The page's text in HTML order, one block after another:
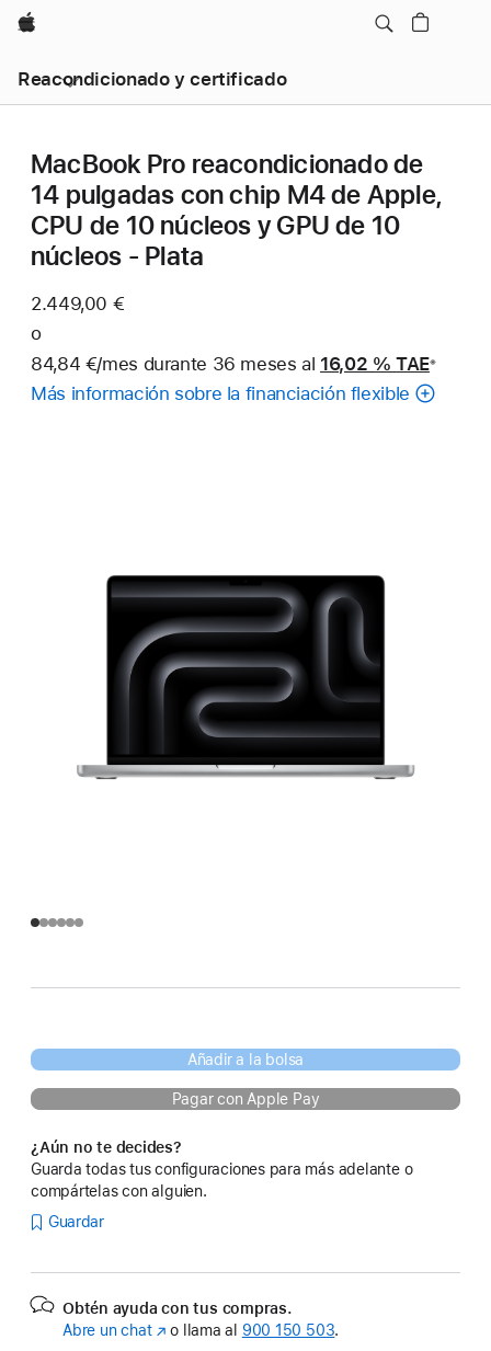
Apple
Reacondicionado y certificado
MacBook Pro reacondicionado de
14 pulgadas con chip M4 de Apple,
CPU de 10 núcleos y GPU de 10
núcleos - Plata
2.449,00 €
o
84,84 €/mes durante 36 meses al 16,02 %TAE
a
※
Más información sobre la financiación flexible
Añadir a la bolsa
Pagar con Apple Pay
¿Aún no te decides?
Guarda todas tus configuraciones para más adelante o
compártelas con alguien.
Guardar
Obtén ayuda con tus compras.
Abre un chat(Seo llama al 900 150 503.